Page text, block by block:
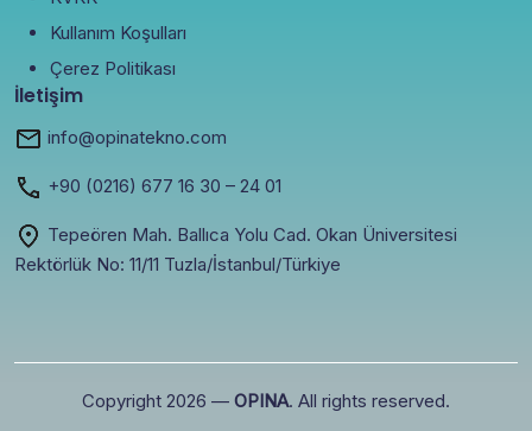
Kullanım Koşulları
Çerez Politikası
İletişim
info@opinatekno.com
+90 (0216) 677 16 30 – 24 01
Tepeören Mah. Ballıca Yolu Cad. Okan Üniversitesi
Rektörlük No: 11/11 Tuzla/İstanbul/Türkiye
Copyright 2026 — OPINA. All rights reserved.